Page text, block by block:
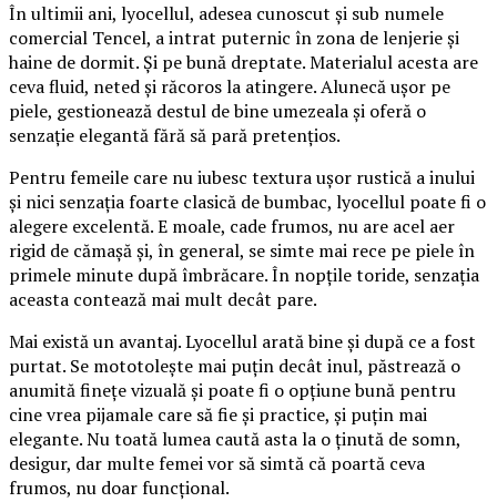
În ultimii ani, lyocellul, adesea cunoscut și sub numele
comercial Tencel, a intrat puternic în zona de lenjerie și
haine de dormit. Și pe bună dreptate. Materialul acesta are
ceva fluid, neted și răcoros la atingere. Alunecă ușor pe
piele, gestionează destul de bine umezeala și oferă o
senzație elegantă fără să pară pretențios.
Pentru femeile care nu iubesc textura ușor rustică a inului
și nici senzația foarte clasică de bumbac, lyocellul poate fi o
alegere excelentă. E moale, cade frumos, nu are acel aer
rigid de cămașă și, în general, se simte mai rece pe piele în
primele minute după îmbrăcare. În nopțile toride, senzația
aceasta contează mai mult decât pare.
Mai există un avantaj. Lyocellul arată bine și după ce a fost
purtat. Se mototolește mai puțin decât inul, păstrează o
anumită finețe vizuală și poate fi o opțiune bună pentru
cine vrea pijamale care să fie și practice, și puțin mai
elegante. Nu toată lumea caută asta la o ținută de somn,
desigur, dar multe femei vor să simtă că poartă ceva
frumos, nu doar funcțional.